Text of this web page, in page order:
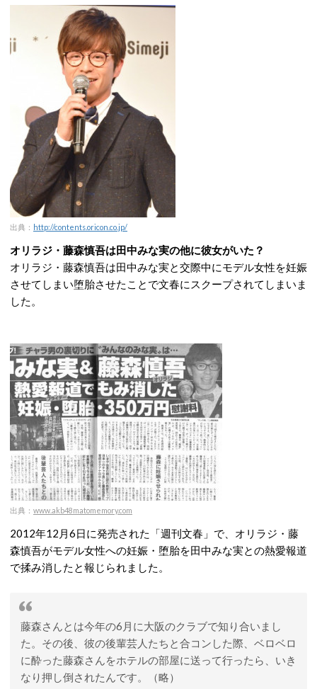
出典： http://contents.oricon.co.jp/
オリラジ・藤森慎吾は田中みな実の他に彼女がいた？
オリラジ・藤森慎吾は田中みな実と交際中にモデル女性を妊娠
させてしまい堕胎させたことで文春にスクープされてしまいま
した。
出典： www.akb48matomemory.com
2012年12月6日に発売された「週刊文春」で、オリラジ・藤
森慎吾がモデル女性への妊娠・堕胎を田中みな実との熱愛報道
で揉み消したと報じられました。
藤森さんとは今年の6月に大阪のクラブで知り合いまし
た。その後、彼の後輩芸人たちと合コンした際、ベロベロ
に酔った藤森さんをホテルの部屋に送って行ったら、いき
なり押し倒されたんです。（略）